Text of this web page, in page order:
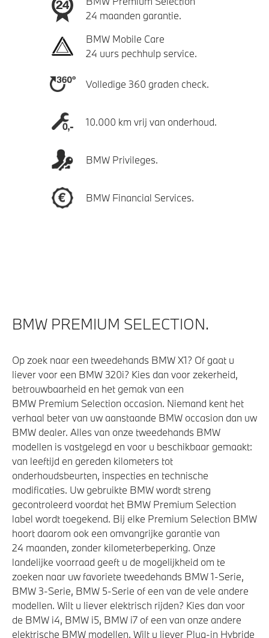
24 maanden garantie.
BMW Mobile Care
24 uurs pechhulp service.
Volledige 360 graden check.
10.000 km vrij van onderhoud.
BMW Privileges.
BMW Financial Services.
BMW PREMIUM SELECTION.
Op zoek naar een tweedehands BMW X1? Of gaat u
liever voor een BMW 320i? Kies dan voor zekerheid,
betrouwbaarheid en het gemak van een
BMW Premium Selection occasion. Niemand kent het
verhaal beter van uw aanstaande BMW occasion dan uw
BMW dealer. Alles van onze tweedehands BMW
modellen is vastgelegd en voor u beschikbaar gemaakt:
van leeftijd en gereden kilometers tot
onderhoudsbeurten, inspecties en technische
modificaties. Uw gebruikte BMW wordt streng
gecontroleerd voordat het BMW Premium Selection
label wordt toegekend. Bij elke Premium Selection BMW
hoort daarom ook een omvangrijke garantie van
24 maanden, zonder kilometerbeperking. Onze
landelijke voorraad geeft u de mogelijkheid om te
zoeken naar uw favoriete tweedehands BMW 1-Serie,
BMW 3-Serie, BMW 5-Serie of een van de vele andere
modellen. Wilt u liever elektrisch rijden? Kies dan voor
de BMW i4, BMW i5, BMW i7 of een van onze andere
elektrische BMW modellen. Wilt u liever Plug-in Hybride